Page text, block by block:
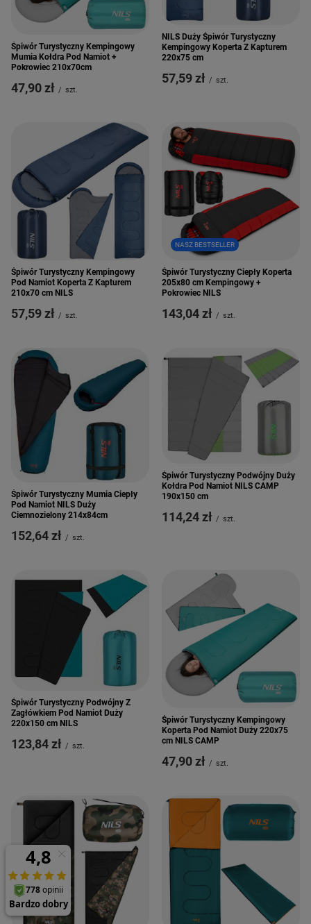
Śpiwór Turystyczny Kempingowy
Mumia Kołdra Pod Namiot +
Pokrowiec 210x70cm
47,90 zł / szt.
NILS Duży Śpiwór Turystyczny
Kempingowy Koperta Z Kapturem
220x75 cm
57,59 zł / szt.
Śpiwór Turystyczny Kempingowy
Pod Namiot Koperta Z Kapturem
210x70 cm NILS
57,59 zł / szt.
NASZ BESTSELLER
Śpiwór Turystyczny Ciepły Koperta
205x80 cm Kempingowy +
Pokrowiec NILS
143,04 zł / szt.
Śpiwór Turystyczny Mumia Ciepły
Pod Namiot NILS Duży
Ciemnozielony 214x84cm
152,64 zł / szt.
Śpiwór Turystyczny Podwójny Duży
Kołdra Pod Namiot NILS CAMP
190x150 cm
114,24 zł / szt.
Śpiwór Turystyczny Podwójny Z
Zagłówkiem Pod Namiot Duży
220x150 cm NILS
123,84 zł / szt.
Śpiwór Turystyczny Kempingowy
Koperta Pod Namiot Duży 220x75
cm NILS CAMP
47,90 zł / szt.